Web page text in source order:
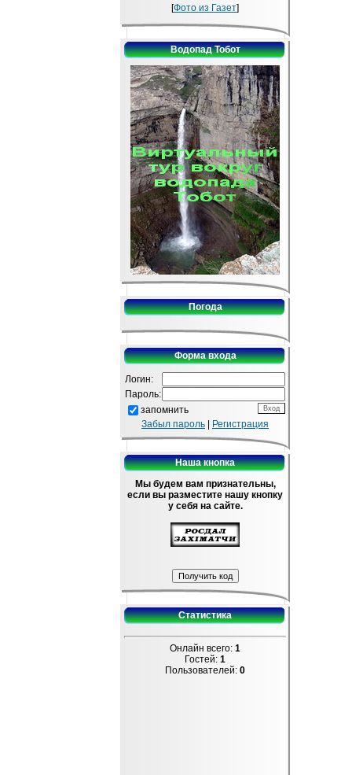
[Фото из Газет]
Водопад Тобот
Погода
Форма входа
Логин:
Пароль:
запомнить
Забыл пароль
Регистрация
Наша кнопка
Мы будем вам признательны,
если вы разместите нашу кнопку
у себя на сайте.
Статистика
Онлайн всего: 1
Гостей: 1
Пользователей: 0